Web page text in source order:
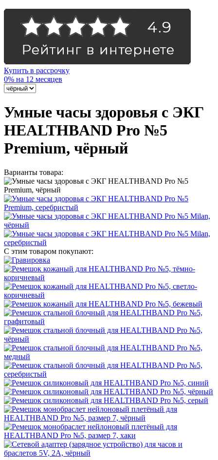
Купить в рассрочку
0% на 12 месяцев
Умные часы здоровья с ЭКГ
HEALTHBAND Pro №5
Premium, чёрный
Варианты товара:
С этим товаром покупают: